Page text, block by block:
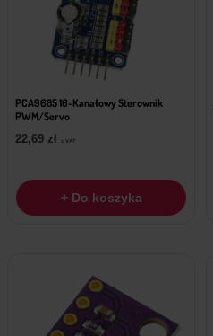
PCA9685 16-Kanałowy Sterownik
PWM/Servo
22,69 zł z VAT
+ Do koszyka